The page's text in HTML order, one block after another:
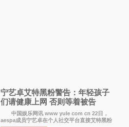
宁艺卓艾特黑粉警告：年轻孩子
们​请健康上网 否则等着被告
中国娱乐网讯 www yule com cn 22日，
aespa成员宁艺卓在个人社交平台直接艾特黑粉